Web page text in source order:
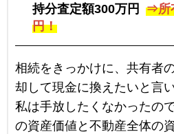
持分査定額300万円
所
円！
相続をきっかけに、共有者
却して現金に換えたいと言
私は手放したくなかったの
の資産価値と不動産全体の